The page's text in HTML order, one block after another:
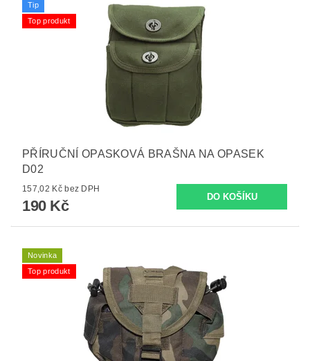
Tip
Top produkt
PŘÍRUČNÍ OPASKOVÁ BRAŠNA NA OPASEK
D02
157,02 Kč bez DPH
190 Kč
Novinka
Top produkt